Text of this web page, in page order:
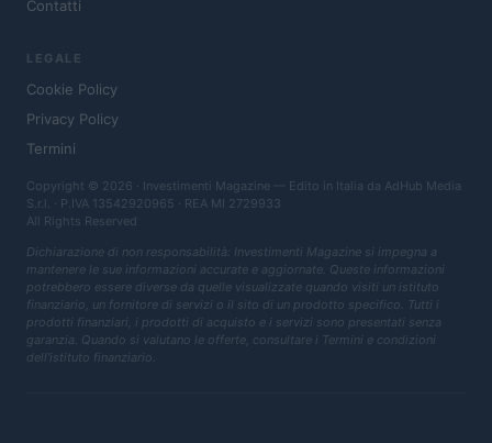
Contatti
LEGALE
Cookie Policy
Privacy Policy
Termini
Copyright © 2026 · Investimenti Magazine — Edito in Italia da AdHub Media
S.r.l. · P.IVA 13542920965 · REA MI 2729933
All Rights Reserved
Dichiarazione di non responsabilità: Investimenti Magazine si impegna a
mantenere le sue informazioni accurate e aggiornate. Queste informazioni
potrebbero essere diverse da quelle visualizzate quando visiti un istituto
finanziario, un fornitore di servizi o il sito di un prodotto specifico. Tutti i
prodotti finanziari, i prodotti di acquisto e i servizi sono presentati senza
garanzia. Quando si valutano le offerte, consultare i Termini e condizioni
dell'istituto finanziario.